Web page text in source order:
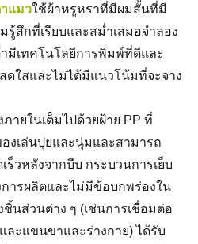
แมวใช้ผ้าหรูหราที่มีผมสั้นที่มี
สึกที่เรียบและสม่ำเสมอจำลอง
มีเทคโนโลยีการพิมพ์ที่ดีและ
ใสและไม่ได้มีแนวโน้มที่จะจาง
ายในเต็มไปด้วยฝ้าย PP ที่
งเล่นปุยและนุ่มและสามารถ
ร็วหลังจากบีบ กระบวนการเย็บ
การผลิตและไม่มีข้อบกพร่องใน
นส่วนต่าง ๆ (เช่นการเชื่อมต่อ
ละแขนขาและร่างกาย) ได้รับ